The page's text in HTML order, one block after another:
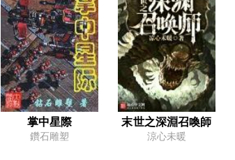
第四十七章 破解
第五十章 救贖啟動
第五十三章 一個街頭生存法則
第五十六章 夜的聚會
第五十九章 容器程序中級
掌中星際
鑽石雕塑
末世之深淵召喚師
涼心未暖